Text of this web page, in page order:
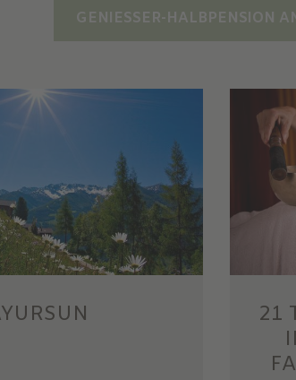
GENIESSER-HALBPENSION
21